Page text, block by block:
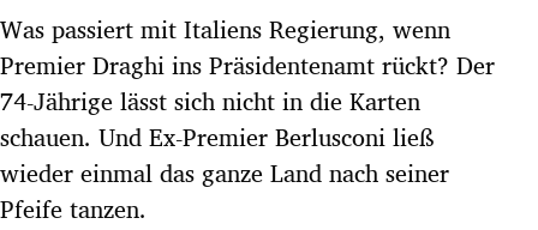
Untermenü
Untermenü
Untermenü
Untermenü
Was passiert mit Italiens Regierung, wenn
Premier Draghi ins Präsidentenamt rückt? Der
74-Jährige lässt sich nicht in die Karten
schauen. Und Ex-Premier Berlusconi ließ
wieder einmal das ganze Land nach seiner
Pfeife tanzen.